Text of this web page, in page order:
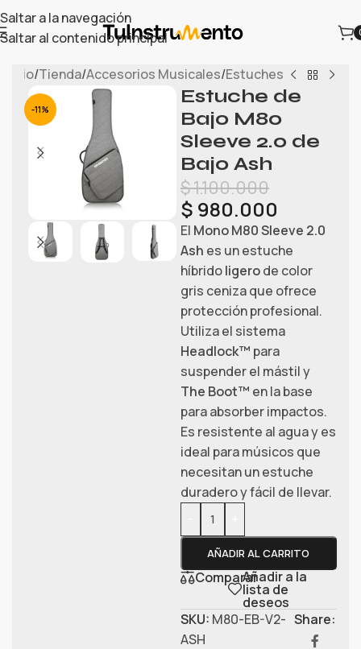
Saltar a la navegación
Saltar al contenido principal
Inicio/Tienda/Accesorios Musicales/Estuches
-11%
Estuche de
Bajo M80
Sleeve 2.0 de
Bajo Ash
$1.100.000
$ 980.000
El Mono M80 Sleeve 2.0
Ash es un estuche
híbridoligerode color
gris ceniza que ofrece
protección profesional.
Utiliza el sistema
Headlock™ para
suspender el mástil y
The Boot™ en la base
para absorber impactos.
Es resistente al agua y es
ideal para músicos que
necesitan un estuche
duradero y fácil de llevar.
AÑADIR AL CARRITO
CompararAñadir a la
lista de
deseos
SKU: M80-EB-V2-
ASH
Share: